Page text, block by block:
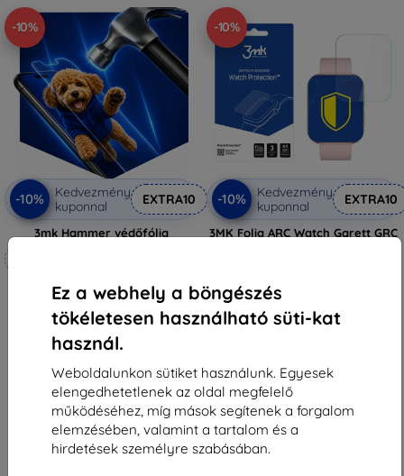
Ez a webhely a böngészés
tökéletesen használható süti-kat
használ.
Weboldalunkon sütiket használunk. Egyesek
elengedhetetlenek az oldal megfelelő
működéséhez, míg mások segítenek a forgalom
elemzésében, valamint a tartalom és a
hirdetések személyre szabásában.
-10%
-10%
Kedvezmény
kuponnal
EXTRA10
3mk Hammer védőfólia
6 990 Ft
6 291 Ft
Raktáron 4 darab
-10%
-10%
Kedvezmény
kuponnal
EXTRA10
3MK Folia ARC Watch Garett GRC
3 230 Ft
Raktáron 2 darab
Összes találat6.